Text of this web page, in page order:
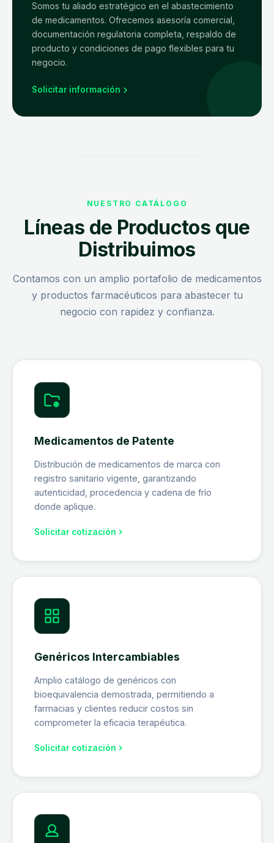
Somos tu aliado estratégico en el abastecimiento
de medicamentos. Ofrecemos asesoría comercial,
documentación regulatoria completa, respaldo de
producto y condiciones de pago flexibles para tu
negocio.
Solicitar información
NUESTRO CATÁLOGO
Líneas de Productos que
Distribuimos
Contamos con un amplio portafolio de medicamentos
y productos farmacéuticos para abastecer tu
negocio con rapidez y confianza.
Medicamentos de Patente
Distribución de medicamentos de marca con
registro sanitario vigente, garantizando
autenticidad, procedencia y cadena de frío
donde aplique.
Solicitar cotización
Genéricos Intercambiables
Amplio catálogo de genéricos con
bioequivalencia demostrada, permitiendo a
farmacias y clientes reducir costos sin
comprometer la eficacia terapéutica.
Solicitar cotización